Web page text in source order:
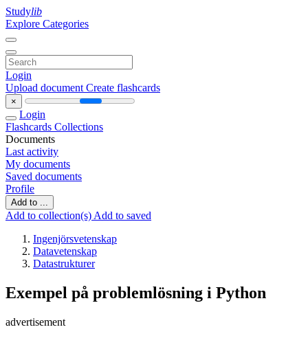
Studylib
Explore Categories
Login
Upload document Create flashcards
×
Login
Flashcards Collections
Documents
Last activity
My documents
Saved documents
Profile
Add to ...
Add to collection(s) Add to saved
Ingenjörsvetenskap
Datavetenskap
Datastrukturer
Exempel på problemlösning i Python
advertisement